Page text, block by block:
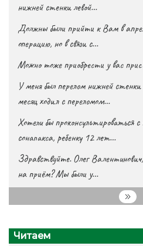
нижней стенки левой…
Должны были прийти к Вам в
операцию, но в связи с…
Можно тоже приобрести у вас
У меня был перелом нижней
месяц ходил с переломом…
Хотели бы проконсультироваться
сонапакса, ребенку 12 лет…
Здравствуйте. Олег
на приём? Мы были у…
Читаем